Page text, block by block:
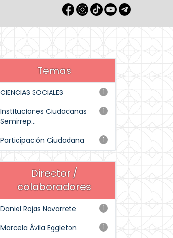
Temas
1
CIENCIAS SOCIALES
1
Instituciones Ciudadanas
Semirrep...
1
Participación Ciudadana
Director /
colaboradores
1
Daniel Rojas Navarrete
1
Marcela Ávila Eggleton